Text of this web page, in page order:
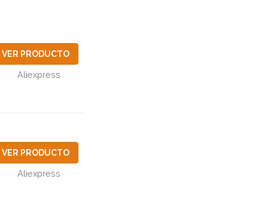
VER PRODUCTO
Aliexpress
VER PRODUCTO
Aliexpress